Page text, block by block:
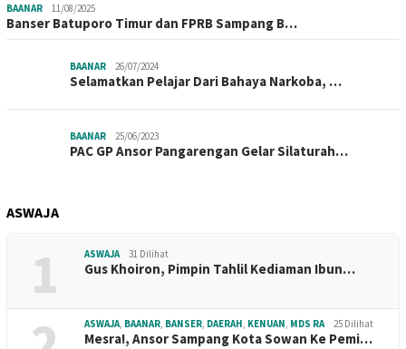
BAANAR 11/08/2025
Banser Batuporo Timur dan FPRB Sampang B…
BAANAR 26/07/2024
Selamatkan Pelajar Dari Bahaya Narkoba, …
BAANAR 25/06/2023
PAC GP Ansor Pangarengan Gelar Silaturah…
ASWAJA
1 ASWAJA 31 Dilihat
Gus Khoiron, Pimpin Tahlil Kediaman Ibun…
ASWAJA BAANAR BANSER DAERAH KENUAN MDS RA 25 Dilihat
Mesra!, Ansor Sampang Kota Sowan Ke Pemi…